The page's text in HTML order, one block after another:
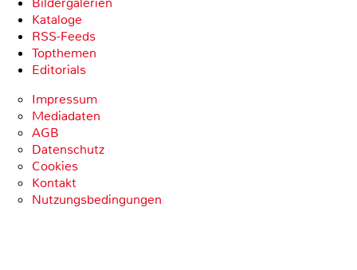
Kataloge
RSS-Feeds
Topthemen
Editorials
Impressum
Mediadaten
AGB
Datenschutz
Cookies
Kontakt
Nutzungsbedingungen